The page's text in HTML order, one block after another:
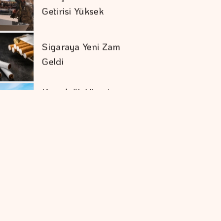
Sigaraya Yeni Zam
Geldi
Karadağ'ı Vizesiz
Görmek İsteyenlere
Seçenekleri